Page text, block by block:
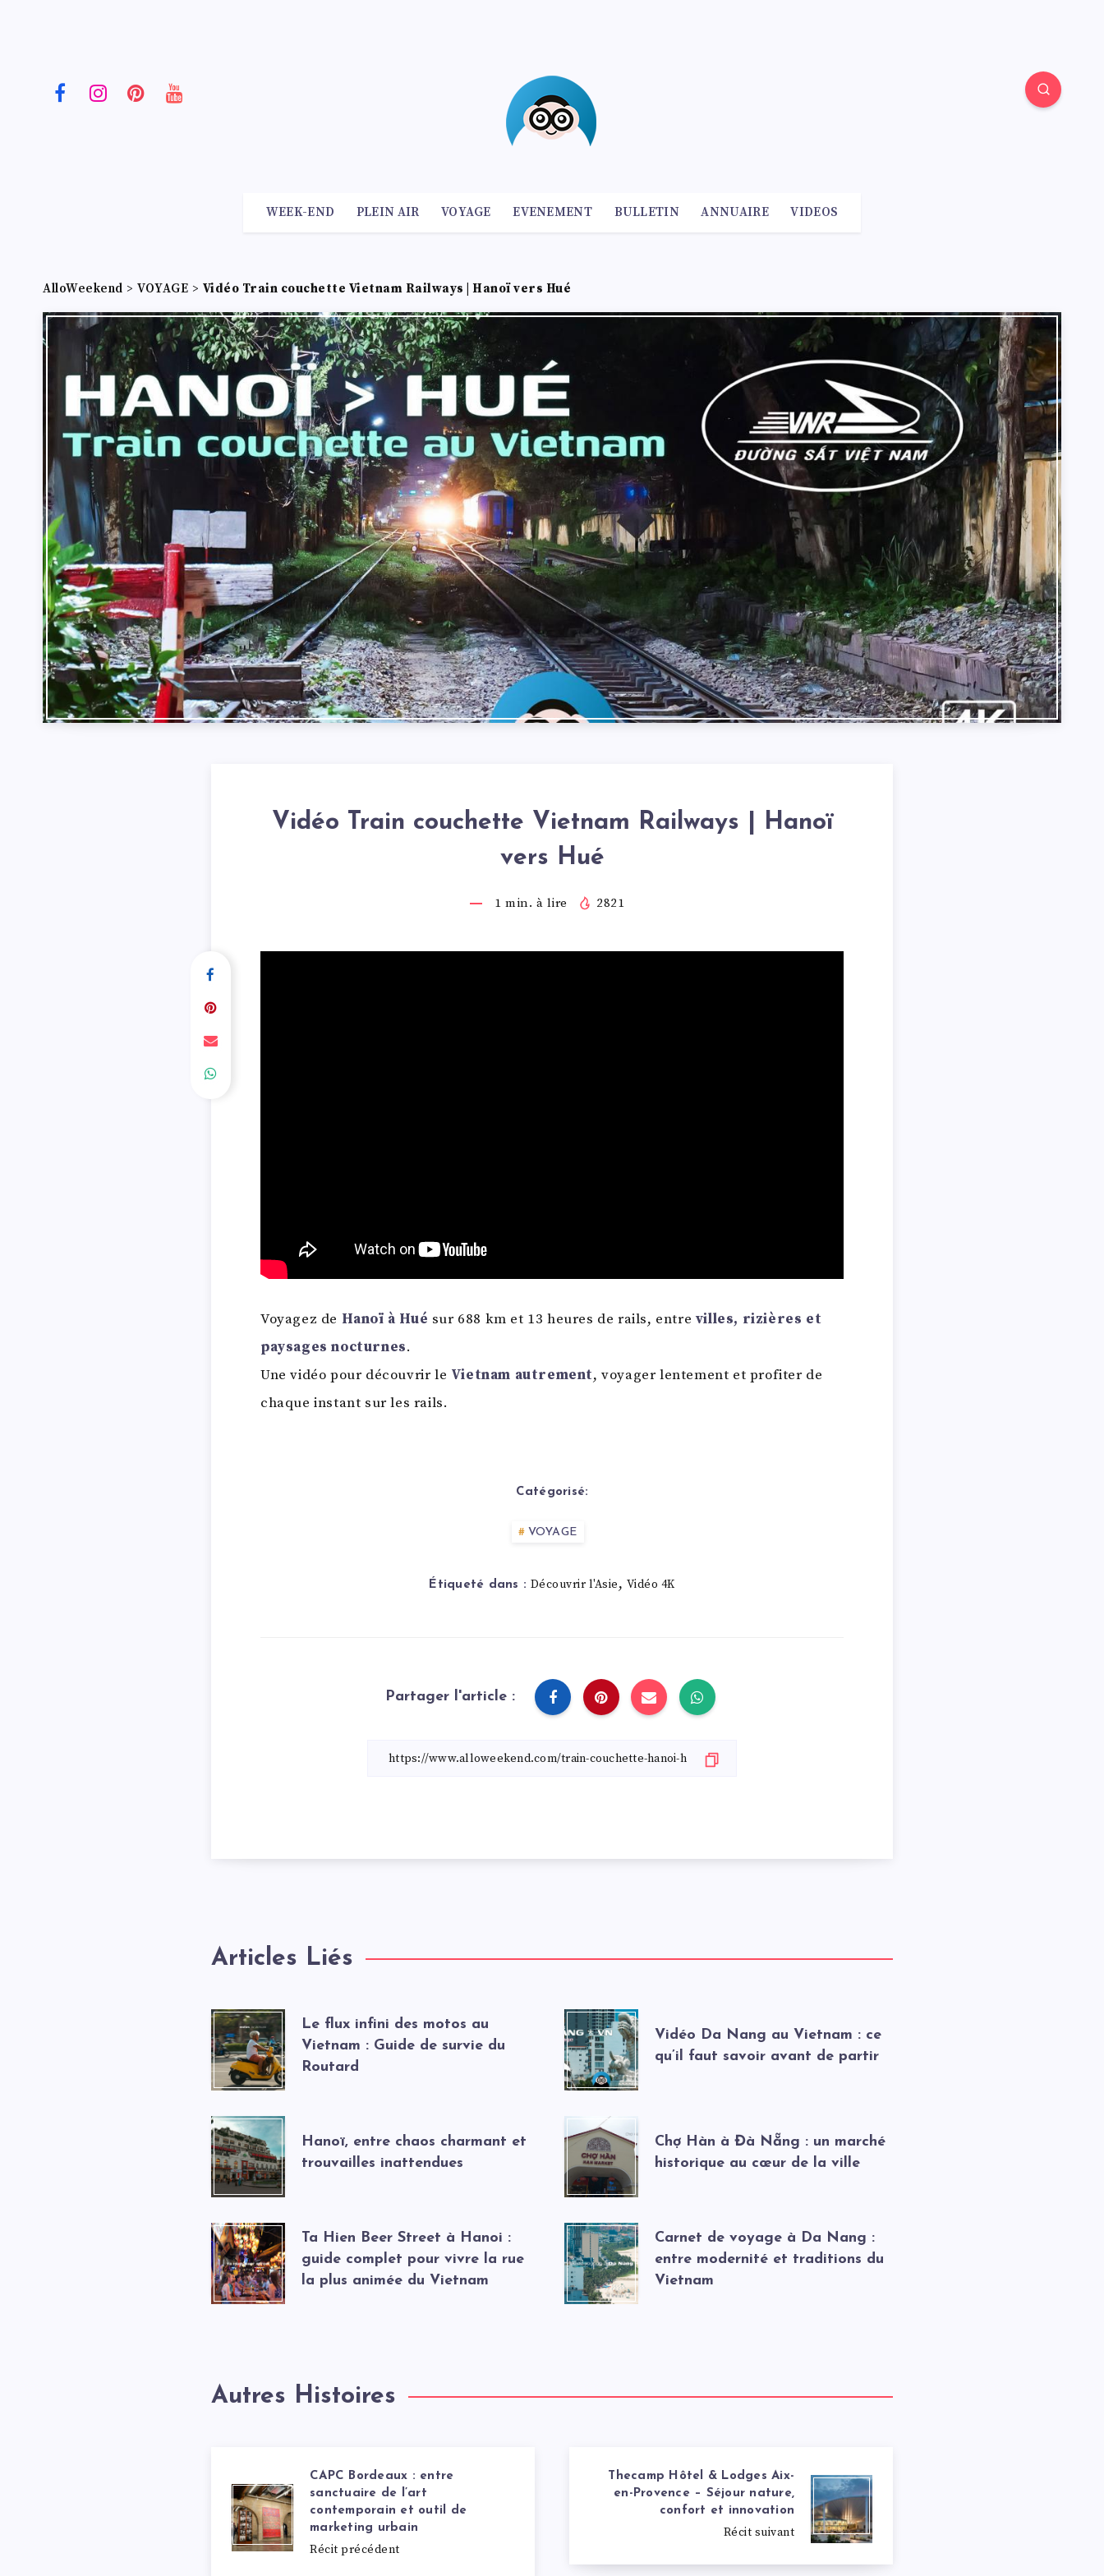
WEEK-END PLEIN AIR VOYAGE EVENEMENT BULLETIN ANNUAIRE VIDEOS
AlloWeekend > VOYAGE > Vidéo Train couchette Vietnam Railways | Hanoï vers Hué
Vidéo Train couchette Vietnam Railways | Hanoï
vers Hué
1 min. à lire 2821
Voyagez de Hanoï à Hué sur 688 km et 13 heures de rails, entre villes, rizières et
paysages nocturnes.
Une vidéo pour découvrir le Vietnam autrement, voyager lentement et profiter de
chaque instant sur les rails.
Catégorisé:
VOYAGE
Étiqueté dans : Découvrir l'Asie, Vidéo 4K
Partager l'article :
Articles Liés
Le flux infini des motos au
Vietnam : Guide de survie du
Routard
Vidéo Da Nang au Vietnam : ce
qu’il faut savoir avant de partir
Hanoï, entre chaos charmant et
trouvailles inattendues
Chợ Hàn à Đà Nẵng : un marché
historique au cœur de la ville
Ta Hien Beer Street à Hanoi :
guide complet pour vivre la rue
la plus animée du Vietnam
Carnet de voyage à Da Nang :
entre modernité et traditions du
Vietnam
Autres Histoires
Thecamp Hôtel & Lodges Aix-
en-Provence – Séjour nature,
confort et innovation
Récit suivant
CAPC Bordeaux : entre
sanctuaire de l’art
contemporain et outil de
marketing urbain
Récit précédent